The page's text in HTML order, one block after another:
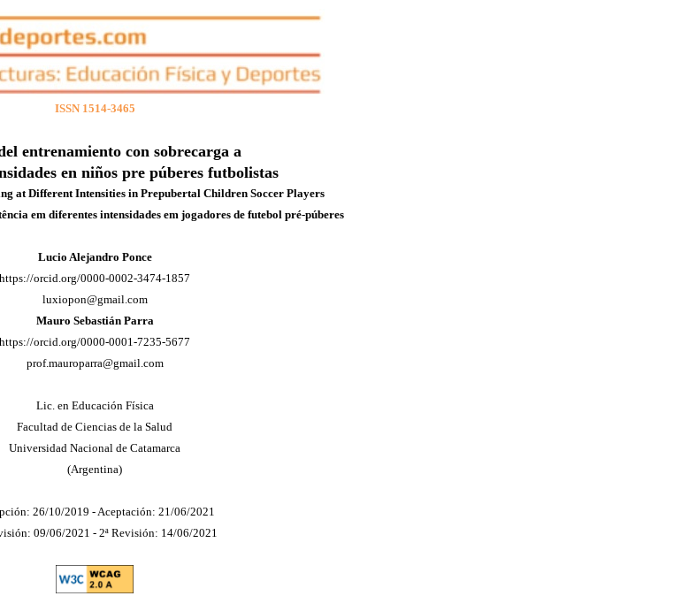
ISSN 1514-3465
entrenamiento con sobrecarga a
en niños pre púberes futbolistas
at Different Intensities in Prepubertal Children Soccer Players
em diferentes intensidades em jogadores de futebol pré-púberes
Lucio Alejandro Ponce
https://orcid.org/0000-0002-3474-1857
luxiopon@gmail.com
Mauro Sebastián Parra
https://orcid.org/0000-0001-7235-5677
prof.mauroparra@gmail.com
Lic. en Educación Física
Facultad de Ciencias de la Salud
Universidad Nacional de Catamarca
(Argentina)
26/10/2019 - Aceptación: 21/06/2021
09/06/2021 - 2ª Revisión: 14/06/2021